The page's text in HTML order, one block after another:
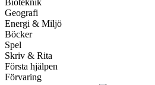
Bioteknik
Geografi
Energi & Miljö
Böcker
Spel
Skriv & Rita
Första hjälpen
Förvaring